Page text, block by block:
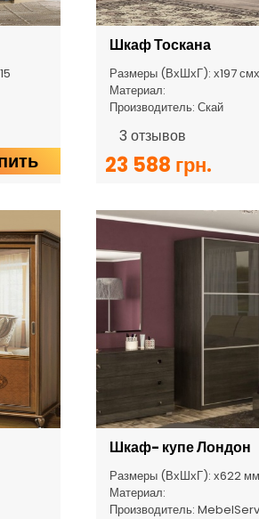
Шкаф Тоскана
Размеры (ВхШхГ): х197
Материал:
Производитель: Скай
3 отзывов
23 588 грн.
Шкаф- купе Лондон
Размеры (ВхШхГ): х622
Материал:
Производитель: